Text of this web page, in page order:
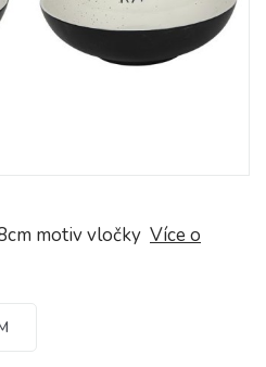
motiv vločky Více o